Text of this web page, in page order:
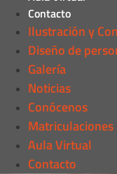
Contacto
Ilustración y
Diseño de
Galería
Noticias
Conócenos
Matriculaciones
Aula Virtual
Contacto